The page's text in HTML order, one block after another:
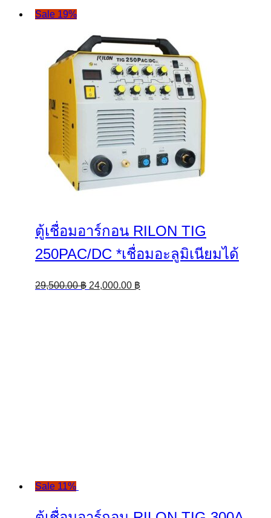
Sale 19%
ตู้เชื่อมอาร์กอน RILON TIG
250PAC/DC *เชื่อมอะลูมิเนียมได้
29,500.00฿ Original
24,000.00 ฿
Sale 11%